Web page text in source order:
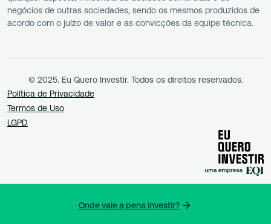
Onde vale a pena investir?
negócios de outras sociedades, sendo os mesmos produzidos de
acordo com o juízo de valor e as convicções da equipe técnica.
© 2025. Eu Quero Investir. Todos os direitos reservados.
Política de Privacidade
Termos de Uso
LGPD